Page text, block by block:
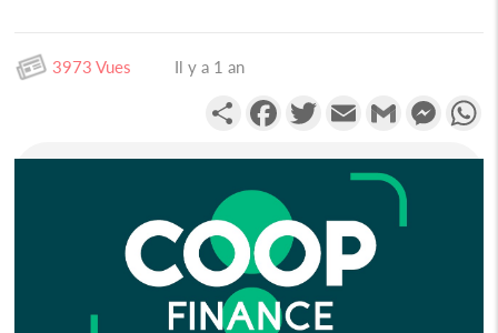
3973 Vues Il y a 1 an
PartagerFacebookTwitterEmail Gmail